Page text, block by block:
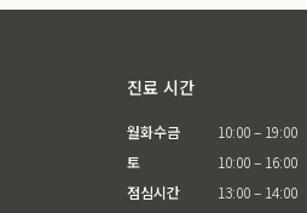
진료 시간
월화수금
토
점심시간
10:00 – 19:00
10:00 – 16:00
13:00 – 14:00